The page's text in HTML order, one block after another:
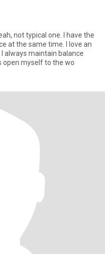
not typical one. I have the
at the same time. I love an
always maintain balance
open myself to the wo